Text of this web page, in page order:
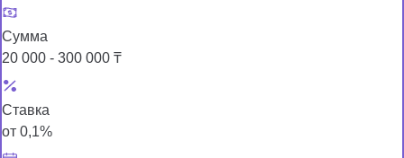
Сумма
20 000 - 300 000 ₸
Ставка
от 0,1%